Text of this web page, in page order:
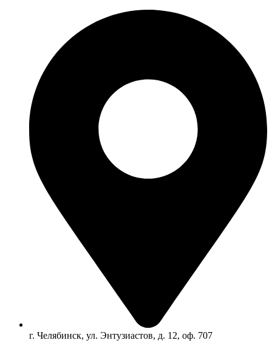
г. Челябинск, ул. Энтузиастов, д. 12, оф. 707